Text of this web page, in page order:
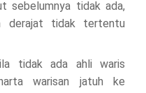
sebelumnya tidak ada,
derajat tidak tertentu
tidak ada ahli waris
warisan jatuh ke